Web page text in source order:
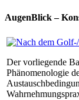
AugenBlick –
Der vorliegende
Phänomenologie